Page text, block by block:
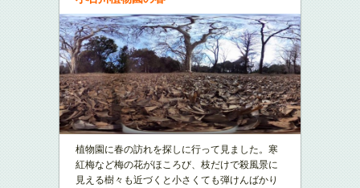
植物園に春の訪れを探しに行って見ました。寒
紅梅など梅の花がほころび、枝だけで殺風景に
見える樹々も近づくと小さくても弾けんばかり